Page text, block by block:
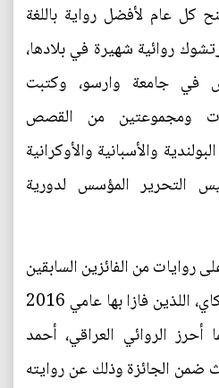
كل عام لأفضل رواية باللغة
روائية شهيرة في بلادها،
جامعة وارسو، وكتبت
ومجموعتين من القصص
والأسبانية والأوكرانية
التحرير المؤسس لدورية
من الفائزين السابقين
هان كانغ ولازلز كراشنهوركاي، اللذين فازا بها عامي 2016
كما أحرز الروائي العراقي، أحمد
ضمن الجائزة وذلك عن روايته